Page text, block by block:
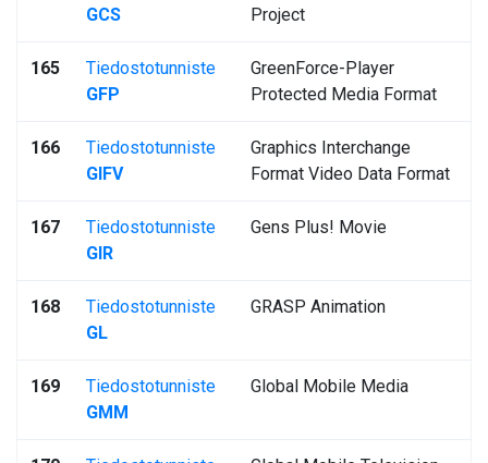
GCS
Project
165
Tiedostotunniste
GFP
GreenForce-Player
Protected Media Format
166
Tiedostotunniste
GIFV
Graphics Interchange
Format Video Data Format
167
Tiedostotunniste
GIR
Gens Plus! Movie
168
Tiedostotunniste
GL
GRASP Animation
169
Tiedostotunniste
GMM
Global Mobile Media